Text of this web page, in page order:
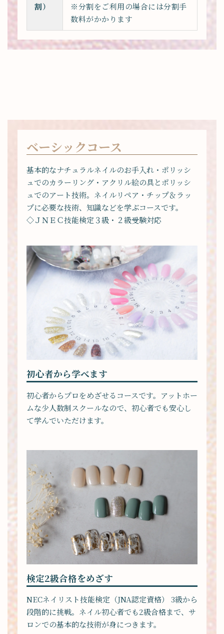
割）
※分割をご利用の場合には分割手
数料がかかります
ベーシックコース
基本的なナチュラルネイルのお手入れ・ポリッシ
ュでのカラーリング・アクリル絵の具とポリッシ
ュでのアート技術。ネイルリペア・チップ＆ラッ
プに必要な技術、知識などを学ぶコースです。
◇ＪＮＥＣ技能検定３級・２級受験対応
初心者から学べます
初心者からプロをめざせるコースです。アットホー
ムな少人数制スクールなので、初心者でも安心し
て学んでいただけます。
検定2級合格をめざす
NECネイリスト技能検定（JNA認定資格） 3級から
段階的に挑戦。ネイル初心者でも2級合格まで、サ
ロンでの基本的な技術が身につきます。